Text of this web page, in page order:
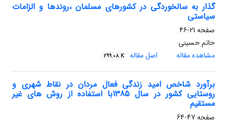
گذار به سالخوردگی در کشورهای مسلمان ،روندها و الزامات
سیاستی
صفحه 21-46
حاتم حسینی
مشاهده مقاله
اصل مقاله 299.08 K
برآورد شاخص امید زندگی فعال مردان در نقاط شهری و
روستایی کشور در سال 1385با استفاده از روش های غیر
مستقیم
صفحه47-64